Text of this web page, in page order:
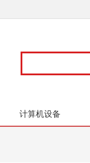
计算机设备